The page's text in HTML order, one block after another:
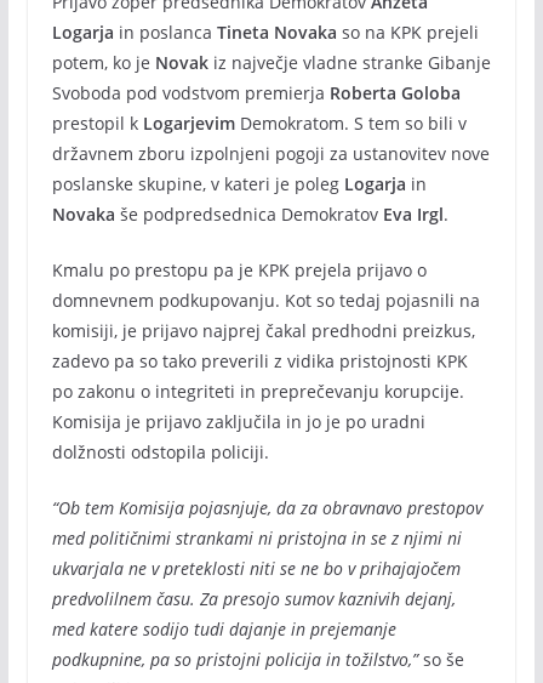
Logarja in poslanca Tineta Novaka so na KPK prejeli
potem, ko je Novakiz največje vladne stranke Gibanje
Svoboda pod vodstvom premierja Roberta Goloba
prestopil k LogarjevimDemokratom. S tem so bili v
državnem zboru izpolnjeni pogoji za ustanovitev nove
poslanske skupine, v kateri je poleg Logarja in
Novaka še podpredsednica Demokratov Eva Irgl.
Kmalu po prestopu pa je KPK prejela prijavo o
domnevnem podkupovanju. Kot so tedaj pojasnili na
komisiji, je prijavo najprej čakal predhodni preizkus,
zadevo pa so tako preverili z vidika pristojnosti KPK
po zakonu o integriteti in preprečevanju korupcije.
Komisija je prijavo zaključila in jo je po uradni
dolžnosti odstopila policiji.
“Ob tem Komisija pojasnjuje, da za obravnavo prestopov
med političnimi strankami ni pristojna in se z njimi ni
ukvarjala ne v preteklosti niti se ne bo v prihajajočem
predvolilnem času. Za presojo sumov kaznivih dejanj,
med katere sodijo tudi dajanje in prejemanje
podkupnine, pa so pristojni policija in tožilstvo,”so še